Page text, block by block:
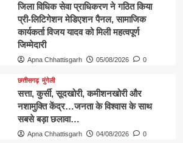
जिला विधिक सेवा प्राधिकरण ने गठित किया
प्री-लिटिगेशन मेडिएशन पैनल, सामाजिक
कार्यकर्ता विजय यादव को मिली महत्वपूर्ण
जिम्मेदारी
Apna Chhattisgarh 05/08/2026 0
छत्तीसगढ़ मुंगेली
​सत्ता, कुर्सी, सूदखोरी, कमीशनखोरी और
नशामुक्ति केंद्र…जनता के विश्वास के साथ
सबसे बड़ा छलावा…
Apna Chhattisgarh 04/08/2026 0